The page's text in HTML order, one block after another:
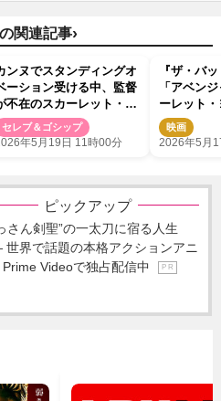
関連記事›
ンヌでスタンディングオ
ーション受ける中、監督
不在のスカーレット・ヨ
ンソンに電話→『エクソ
スト』撮影中でつながら
セレブ＆ゴシップ
年5月19日 11時00分
『ザ・バ
「アベン
ーレット
バスチャ
ストが正式
映画
2026年5月
ピックアップ
さん剣聖”の一太刀に宿る人生
界で話題の本格アクションアニ
Prime Videoで独占配信中
P R